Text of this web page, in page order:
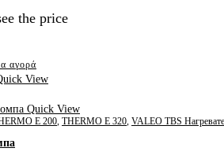
the price
αγορά
View
Quick View
E 200, THERMO E 320, VALEO TBS